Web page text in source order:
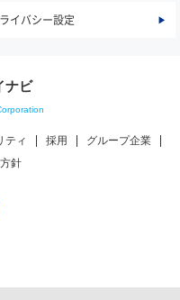
イバシー設定
ナビ
ティ 採用
グループ企業
針